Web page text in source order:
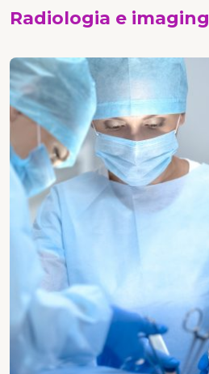
Radiologia e imaging
Chirurgia senologica